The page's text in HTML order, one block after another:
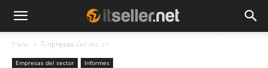
NOTICIAS TENDENCIAS
Inicio Empresas del sector
Empresas del sector Informes